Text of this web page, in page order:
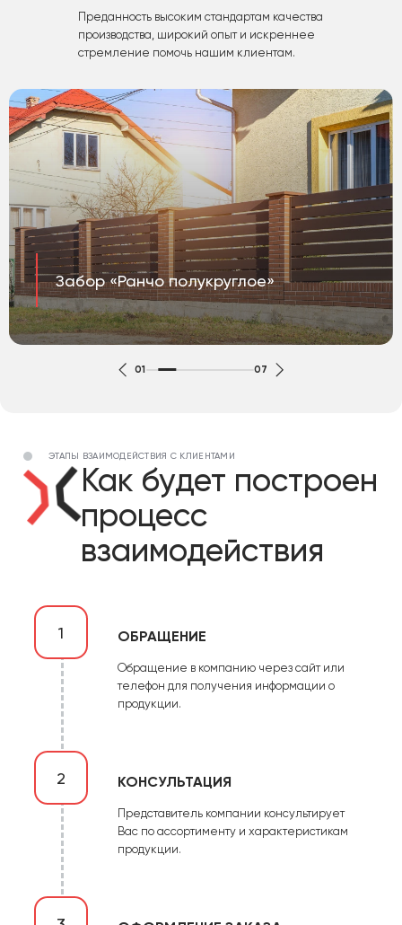
Преданность высоким стандартам качества
производства, широкий опыт и искреннее
стремление помочь нашим клиентам.
Забор «Ранчо полукруглое»
01 07
ЭТАПЫ ВЗАИМОДЕЙСТВИЯ С КЛИЕНТАМИ
Как будет построен
процесс
взаимодействия
1 ОБРАЩЕНИЕ
Обращение в компанию через сайт или
телефон для получения информации о
продукции.
2 КОНСУЛЬТАЦИЯ
Представитель компании консультирует
Вас по ассортименту и характеристикам
продукции.